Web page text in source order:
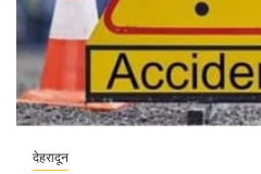
देहरादून